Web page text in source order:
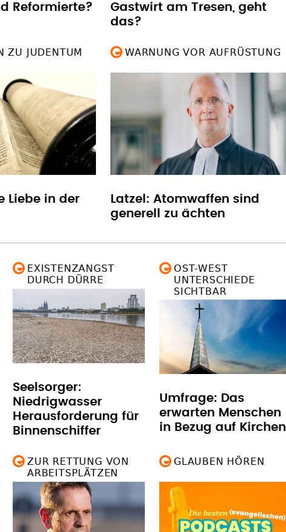
Reformierte?
Gastwirt am Tresen, geht
das?
ZU JUDENTUM
Liebe in der
WARNUNG VOR AUFRÜSTUNG
Latzel: Atomwaffen sind
generell zu ächten
EXISTENZANGST
DURCH DÜRRE
Seelsorger:
Niedrigwasser
Herausforderung für
Binnenschiffer
OST-WEST
UNTERSCHIEDE
SICHTBAR
Umfrage: Das
erwarten Menschen
in Bezug auf Kirchen
ZUR RETTUNG VON
ARBEITSPLÄTZEN
GLAUBEN HÖREN